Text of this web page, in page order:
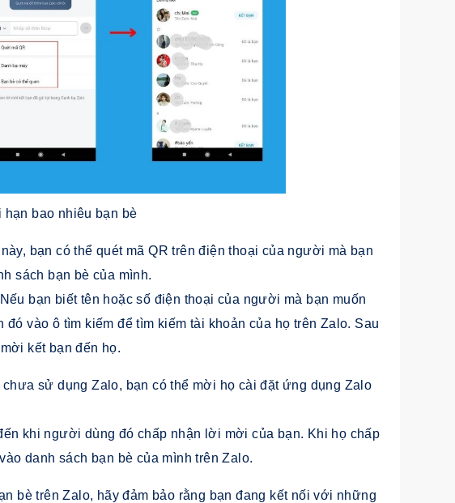
hạn bao nhiêu bạn bè
bạn có thể quét mã QR trên điện thoại của người mà bạn
sách bạn bè của mình.
bạn biết tên hoặc số điện thoại của người mà bạn muốn
đó vào ô tìm kiếm để tìm kiếm tài khoản của họ trên Zalo. Sau
kết bạn đến họ.
sử dụng Zalo, bạn có thể mời họ cài đặt ứng dụng Zalo
khi người dùng đó chấp nhận lời mời của bạn. Khi họ chấp
danh sách bạn bè của mình trên Zalo.
bè trên Zalo, hãy đảm bảo rằng bạn đang kết nối với những